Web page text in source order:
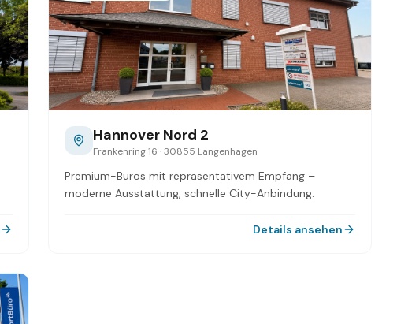
Hannover Nord 2
Frankenring 16 · 30855 Langenhagen
Premium-Büros mit repräsentativem Empfang –
moderne Ausstattung, schnelle City-Anbindung.
Details ansehen